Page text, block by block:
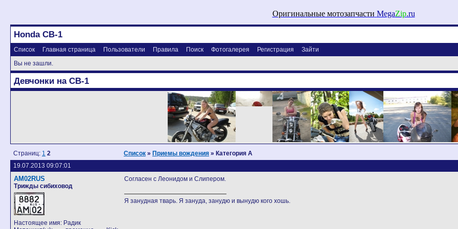
Оригинальные мотозапчасти MegaZip.ru
Honda CB-1
Список Главная страница Пользователи Правила Поиск Фотогалерея Регистрация
Зайти
Вы не зашли.
Девчонки на CB-1
Страниц: 1 2 Список » Приемы вождения » Категория А
19.07.2013 09:07:01
AM02RUS
Трижды сибиховод
Настоящее имя: Радик
Согласен с Леонидом и Слипером.
Я занудная тварь. Я зануда, занудю и вынудю кого хошь.